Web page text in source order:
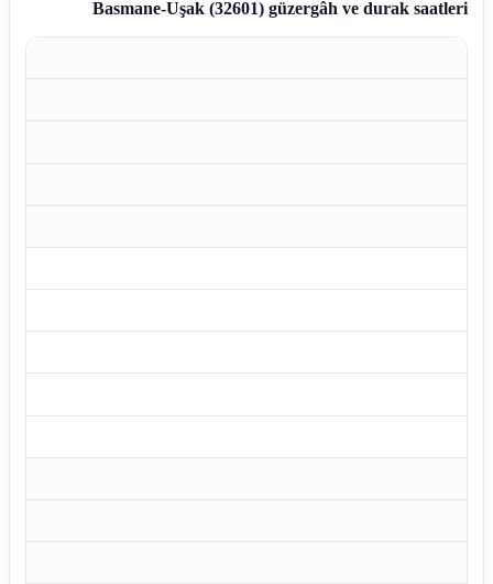
Basmane-Uşak (32601)güzergâh ve durak saatleri